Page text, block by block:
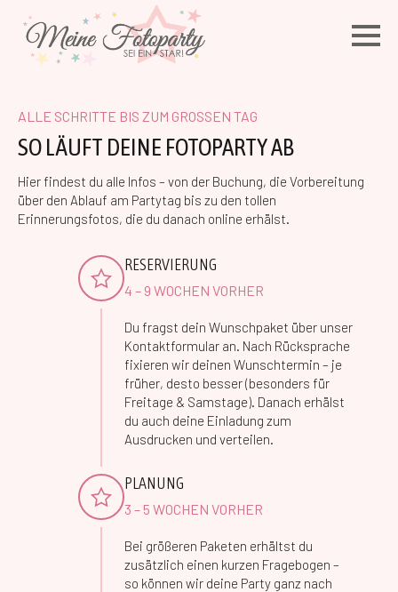
ALLE SCHRITTE BIS ZUM GROSSEN TAG
SO LÄUFT DEINE FOTOPARTY AB
Hier findest du alle Infos – von der Buchung, die Vorbereitung
über den Ablauf am Partytag bis zu den tollen
Erinnerungsfotos, die du danach online erhälst.
RESERVIERUNG
4 – 9 WOCHEN VORHER
Du fragst dein Wunschpaket über unser
Kontaktformular an. Nach Rücksprache
fixieren wir deinen Wunschtermin – je
früher, desto besser (besonders für
Freitage & Samstage). Danach erhälst
du auch deine Einladung zum
Ausdrucken und verteilen.
PLANUNG
3 – 5 WOCHEN VORHER
Bei größeren Paketen erhältst du
zusätzlich einen kurzen Fragebogen –
so können wir deine Party ganz nach